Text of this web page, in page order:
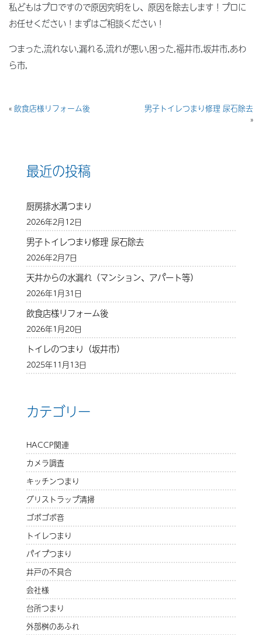
私どもはプロですので原因究明をし、原因を除去します！プロに
お任せください！まずはご相談ください！
つまった,流れない,漏れる,流れが悪い,困った,福井市,坂井市,あわ
ら市,
« 飲食店様リフォーム後
男子トイレつまり修理 尿石除去
»
最近の投稿
厨房排水溝つまり
2026年2月12日
男子トイレつまり修理 尿石除去
2026年2月7日
天井からの水漏れ（マンション、アパート等）
2026年1月31日
飲食店様リフォーム後
2026年1月20日
トイレのつまり（坂井市）
2025年11月13日
カテゴリー
HACCP関連
カメラ調査
キッチンつまり
グリストラップ清掃
ゴボゴボ音
トイレつまり
パイプつまり
井戸の不具合
会社様
台所つまり
外部桝のあふれ